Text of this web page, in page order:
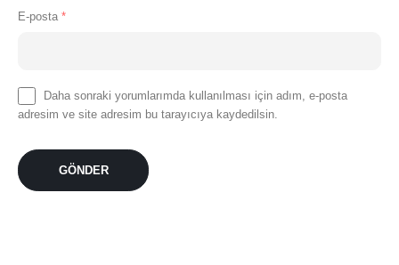
E-posta *
Daha sonraki yorumlarımda kullanılması için adım, e-posta
adresim ve site adresim bu tarayıcıya kaydedilsin.